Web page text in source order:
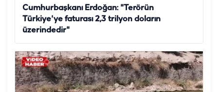
Cumhurbaşkanı Erdoğan: "Terörün
Türkiye'ye faturası 2,3 trilyon doların
üzerindedir"